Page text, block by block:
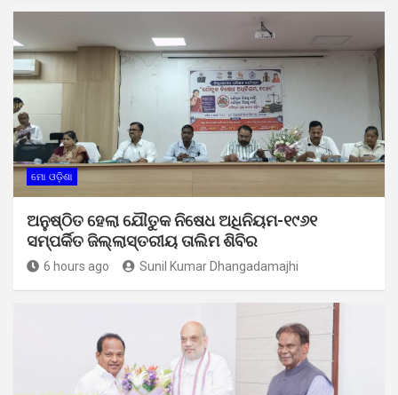
ମୋ ଓଡ଼ିଶା
ଅନୁଷ୍ଠିତ ହେଲା ଯୌତୁକ ନିଷେଧ ଅଧିନିୟମ-୧୯୬୧
ସମ୍ପର୍କିତ ଜିଲ୍ଲାସ୍ତରୀୟ ତାଲିମ ଶିବିର
6 hours ago Sunil Kumar Dhangadamajhi